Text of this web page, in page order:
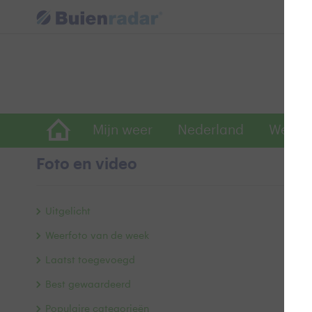
Mijn weer Nederland
Foto en video
Uitgelicht
Weerfoto van de week
Laatst toegevoegd
Best gewaardeerd
Populaire categorieën